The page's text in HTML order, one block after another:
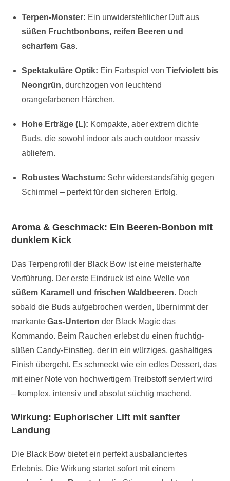
Terpen-Monster: Ein unwiderstehlicher Duft aus
süßen Fruchtbonbons, reifen Beeren und
scharfem Gas.
Spektakuläre Optik: Ein Farbspiel vonTiefviolett bis
Neongrün, durchzogen von leuchtend
orangefarbenen Härchen.
Hohe Erträge (L): Kompakte, aber extrem dichte
Buds, die sowohl indoor als auch outdoor massiv
abliefern.
Robustes Wachstum: Sehr widerstandsfähig gegen
Schimmel – perfekt für den sicheren Erfolg.
Aroma & Geschmack: Ein Beeren-Bonbon mit
dunklem Kick
Das Terpenprofil der Black Bow ist eine meisterhafte
Verführung. Der erste Eindruck ist eine Welle von
süßem Karamell und frischen Waldbeeren. Doch
sobald die Buds aufgebrochen werden, übernimmt der
markanteGas-Unterton der Black Magic das
Kommando. Beim Rauchen erlebst du einen fruchtig-
süßen Candy-Einstieg, der in ein würziges, gashaltiges
Finish übergeht. Es schmeckt wie ein edles Dessert, das
mit einer Note von hochwertigem Treibstoff serviert wird
– komplex, intensiv und absolut süchtig machend.
Wirkung: Euphorischer Lift mit sanfter
Landung
Die Black Bow bietet ein perfekt ausbalanciertes
Erlebnis. Die Wirkung startet sofort mit einem